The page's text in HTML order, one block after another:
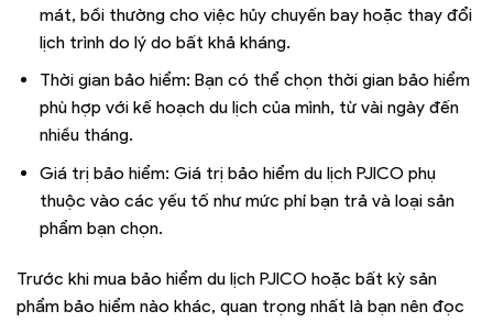
mát, bồi thường cho việc hủy chuyến bay hoặc thay đổi
lịch trình do lý do bất khả kháng.
Thời gian bảo hiểm: Bạn có thể chọn thời gian bảo hiểm
phù hợp với kế hoạch du lịch của mình, từ vài ngày đến
nhiều tháng.
Giá trị bảo hiểm: Giá trị bảo hiểm du lịch PJICO phụ
thuộc vào các yếu tố như mức phí bạn trả và loại sản
phẩm bạn chọn.
Trước khi mua bảo hiểm du lịch PJICO hoặc bất kỳ sản
phẩm bảo hiểm nào khác, quan trọng nhất là bạn nên đọc